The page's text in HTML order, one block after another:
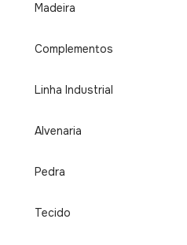
Madeira
Complementos
Linha Industrial
Alvenaria
Pedra
Tecido